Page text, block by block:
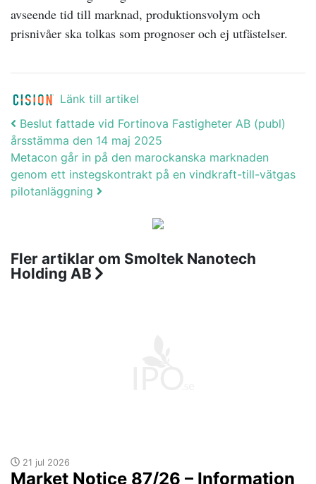
avseende tid till marknad, produktionsvolym och
prisnivåer ska tolkas som prognoser och ej utfästelser.
Länk till artikel
Post navigation
Beslut fattade vid Fortinova Fastigheter AB (publ)
årsstämma den 14 maj 2025
Metacon går in på den marockanska marknaden
genom ett instegskontrakt på en vindkraft-till-vätgas
pilotanläggning
Fler artiklar om Smoltek Nanotech
Holding AB
21 jul 2026
Market Notice 87/26 – Information